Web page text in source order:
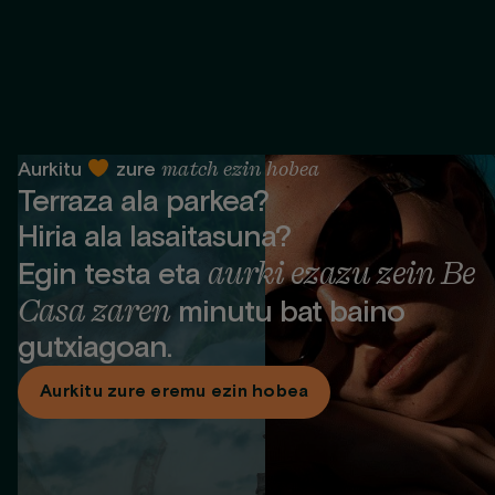
®
Aurkitu zure match ezin hobea
Terraza ala parkea?
Hiria ala lasaitasuna?
Egin testa eta aurki ezazu zein Be
Casa zarenminutu bat baino
gutxiagoan.
Aurkitu zure eremu ezin hobea